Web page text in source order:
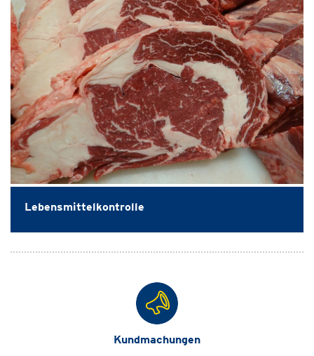
Lebensmittelkontrolle
Kundmachungen